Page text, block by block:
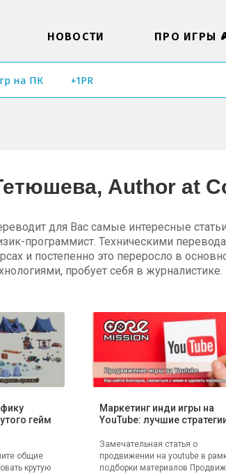
НОВОСТИ ПРО ИГРЫ
на ПК +1PR
Author at
для Вас самые интересные
программист. Техническими
и постепенно это переросло в
пробует себя в журналистике.
гейм
общие
крутую
Маркетинг инди игры на
YouTube: лучшие
Замечательная статья о
продвижении на youtube в
подборки материалов